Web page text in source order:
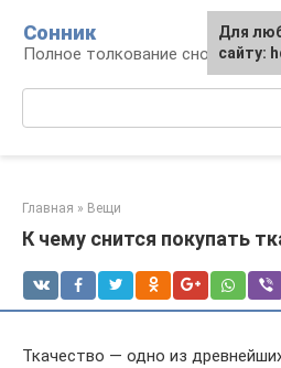
контенту
Сонник
Полное толкование снов
Главная » Вещи
К чему снится покупать
Ткачество — одно из
Для
сайту: